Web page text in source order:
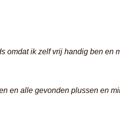
omdat ik zelf vrij handig ben en
en alle gevonden plussen en